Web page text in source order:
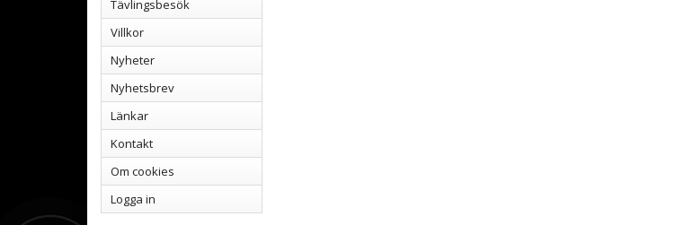
Tävlingsbesök
Villkor
Nyheter
Nyhetsbrev
Länkar
Kontakt
Om cookies
Logga in